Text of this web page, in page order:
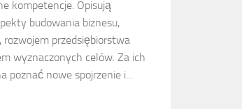
kompetencje. Opisują
budowania biznesu,
rozwojem przedsiębiorstwa
wyznaczonych celów. Za ich
poznać nowe spojrzenie i...